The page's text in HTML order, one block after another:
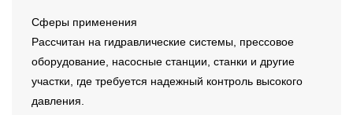
Сферы применения
Рассчитан на гидравлические системы, прессовое
оборудование, насосные станции, станки и другие
участки, где требуется надежный контроль высокого
давления.